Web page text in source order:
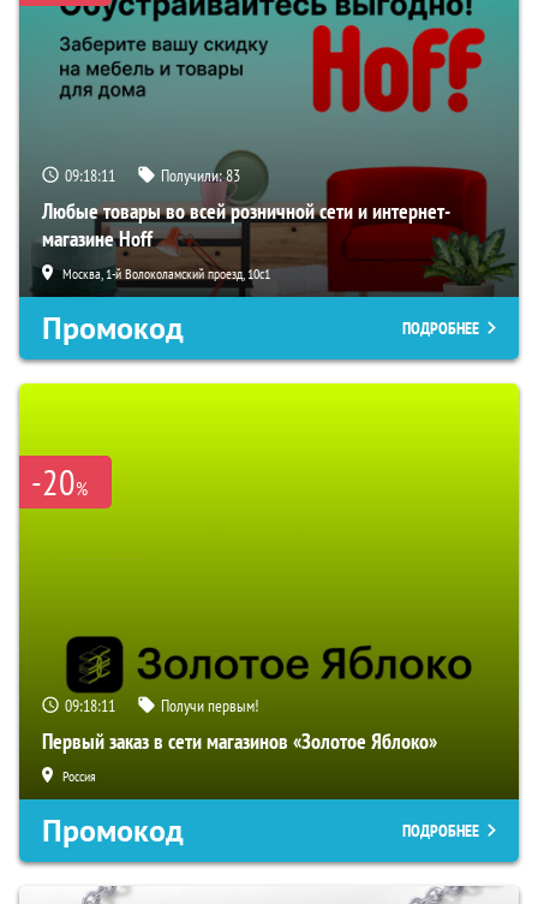
09:18:10 Получили:83
Любые товары во всей розничной сети и интернет-
магазине Hoff
Москва, 1-й Волоколамский проезд, 10с1
Промокод ПОДРОБНЕЕ
-20%
09:18:10 Получи первым!
Первый заказ в сети магазинов «Золотое Яблоко»
Россия
Промокод ПОДРОБНЕЕ